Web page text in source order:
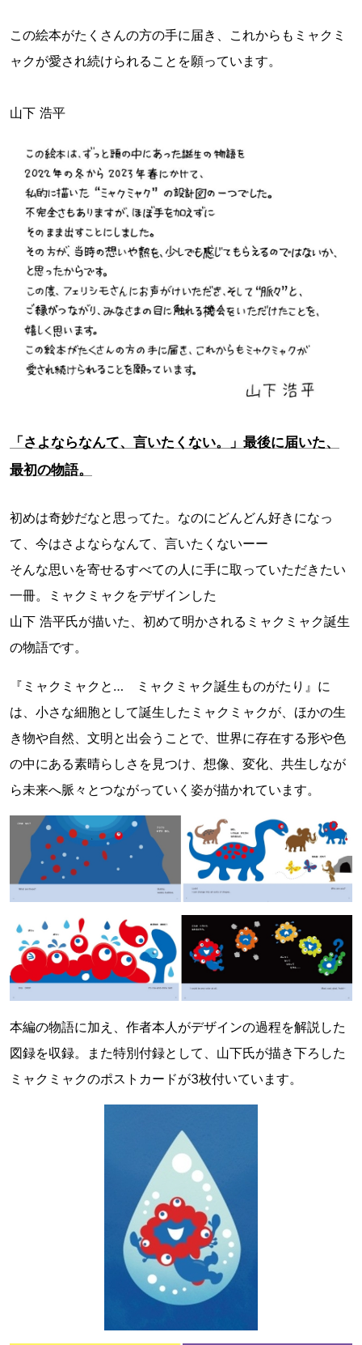
この絵本がたくさんの方の手に届き、これからもミャクミ
ャクが愛され続けられることを願っています。
山下 浩平
「さよならなんて、言いたくない。」最後に届いた、
最初の物語。
初めは奇妙だなと思ってた。なのにどんどん好きになっ
て、今はさよならなんて、言いたくないーー
そんな思いを寄せるすべての人に手に取っていただきたい
一冊。ミャクミャクをデザインした
山下 浩平氏が描いた、初めて明かされるミャクミャク誕生
の物語です。
『ミャクミャクと… ミャクミャク誕生ものがたり』に
は、小さな細胞として誕生したミャクミャクが、ほかの生
き物や自然、文明と出会うことで、世界に存在する形や色
の中にある素晴らしさを見つけ、想像、変化、共生しなが
ら未来へ脈々とつながっていく姿が描かれています。
本編の物語に加え、作者本人がデザインの過程を解説した
図録を収録。また特別付録として、山下氏が描き下ろした
ミャクミャクのポストカードが3枚付いています。